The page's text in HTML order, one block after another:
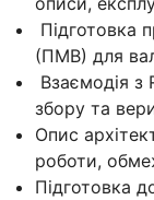
Підготовка
(ПМВ) для
Взаємодія з
збору та
Опис
роботи,
Підготовка